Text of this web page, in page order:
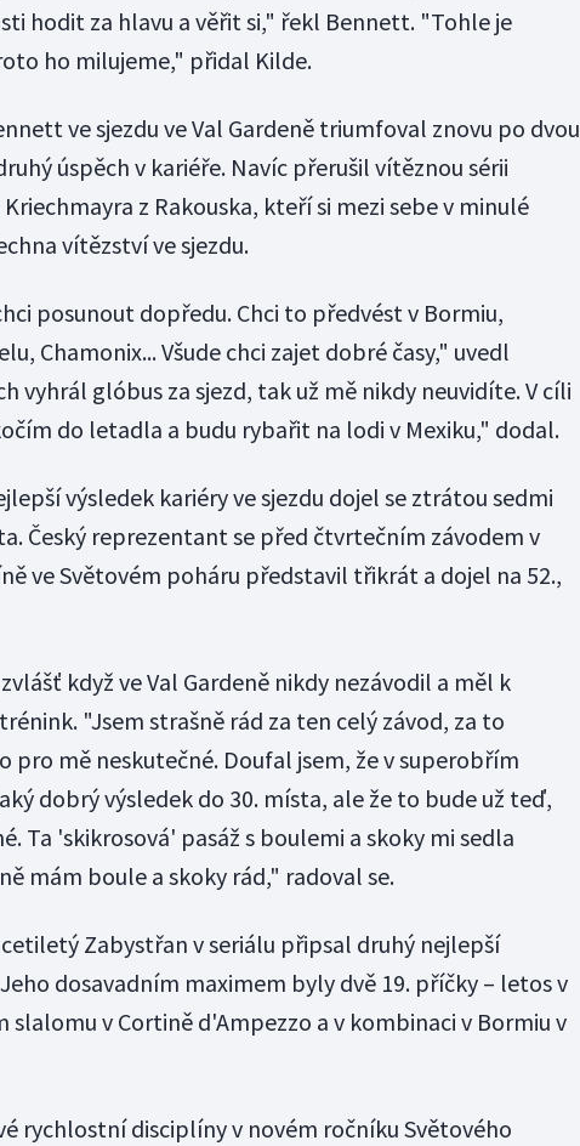
hodit za hlavu a věřit si," řekl Bennett. "Tohle je
ho milujeme," přidal Kilde.
ve sjezdu ve Val Gardeně triumfoval znovu po dvou
úspěch v kariéře. Navíc přerušil vítěznou sérii
z Rakouska, kteří si mezi sebe v minulé
vítězství ve sjezdu.
posunout dopředu. Chci to předvést v Bormiu,
Chamonix... Všude chci zajet dobré časy," uvedl
vyhrál glóbus za sjezd, tak už mě nikdy neuvidíte. V cíli
do letadla a budu rybařit na lodi v Mexiku," dodal.
výsledek kariéry ve sjezdu dojel se ztrátou sedmi
Český reprezentant se před čtvrtečním závodem v
ve Světovém poháru představil třikrát a dojel na 52.,
když ve Val Gardeně nikdy nezávodil a měl k
"Jsem strašně rád za ten celý závod, za to
pro mě neskutečné. Doufal jsem, že v superobřím
dobrý výsledek do 30. místa, ale že to bude už teď,
Ta 'skikrosová' pasáž s boulemi a skoky mi sedla
mám boule a skoky rád," radoval se.
Zabystřan v seriálu připsal druhý nejlepší
dosavadním maximem byly dvě 19. příčky – letos v
slalomu v Cortině d'Ampezzo a v kombinaci v Bormiu v
rychlostní disciplíny v novém ročníku Světového